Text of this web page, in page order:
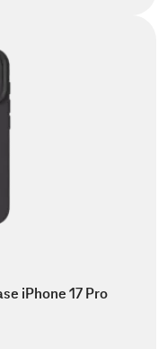
iPhone 17 Pro